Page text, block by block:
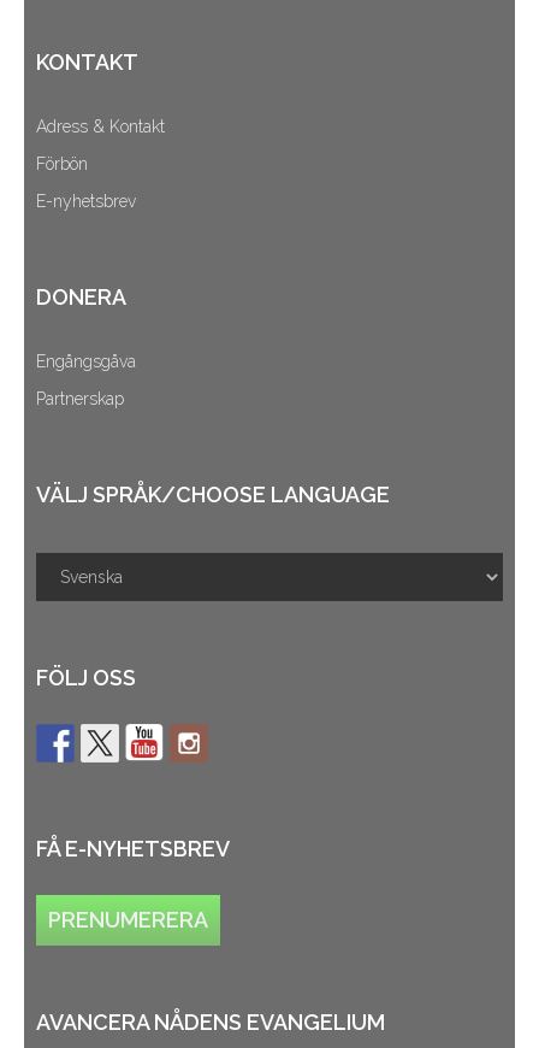
KONTAKT
Adress & Kontakt
Förbön
E-nyhetsbrev
DONERA
Engångsgåva
Partnerskap
VÄLJ SPRÅK/CHOOSE LANGUAGE
FÖLJ OSS
FÅ E-NYHETSBREV
PRENUMERERA
AVANCERA NÅDENS EVANGELIUM